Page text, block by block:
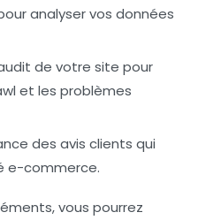
analyser vos données
de votre site pour
et les problèmes
des avis clients qui
e-commerce.
vous pourrez